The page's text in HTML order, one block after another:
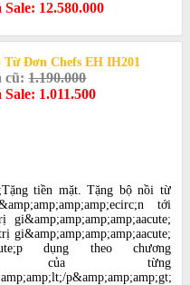
Sale: 12.580.000
Từ Đơn Chefs EH IH201
cũ:1.190.000
Sale: 1.011.500
tiền mặt. Tặng bộ nồi từ
tới
gi&amp;amp;amp;amp;aacute;
dụng theo chương
của từng
p&amp;amp;amp;gt;